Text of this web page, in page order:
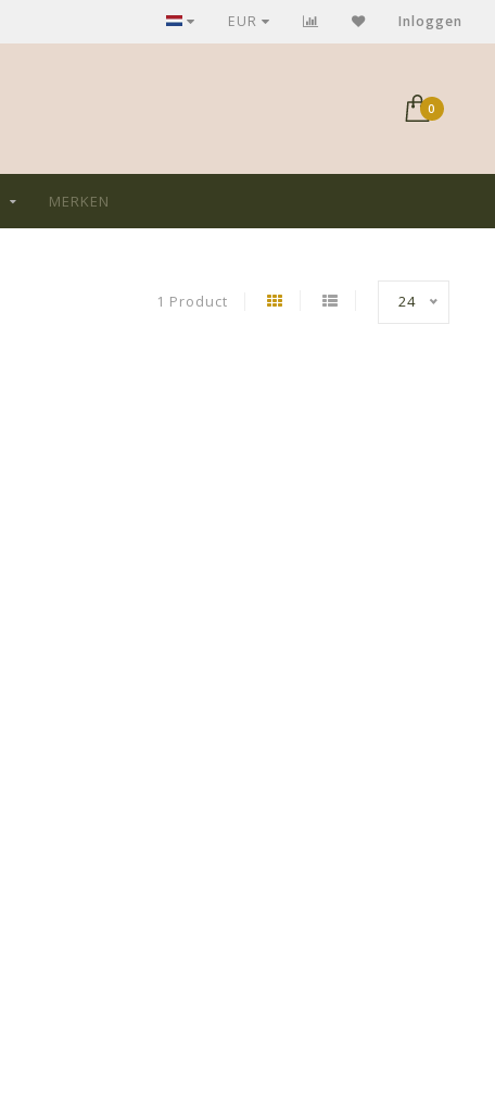
GRATIS verzending bij aankoop > €75,-
EUR Inloggen
0
MERKEN
1 Product 24